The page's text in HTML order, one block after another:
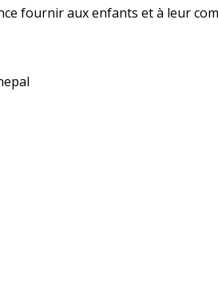
fournir aux enfants et à leur